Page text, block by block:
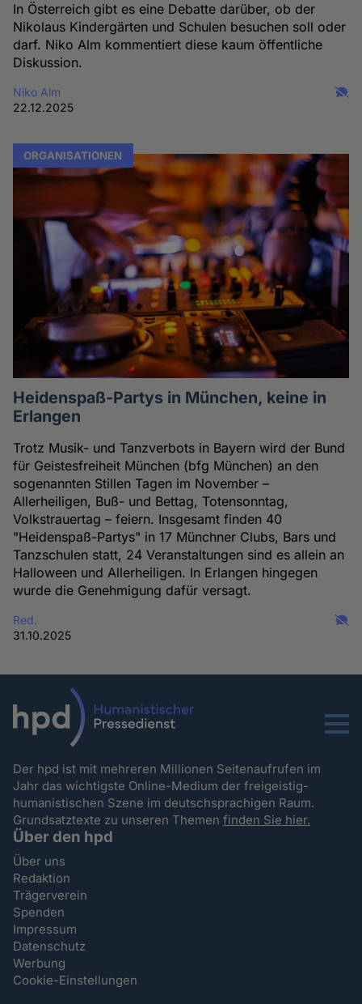
In Österreich gibt es eine Debatte darüber, ob der
Nikolaus Kindergärten und Schulen besuchen soll oder
darf. Niko Alm kommentiert diese kaum öffentliche
Diskussion.
Niko Alm
22.12.2025
ORGANISATIONEN
Heidenspaß-Partys in München, keine in
Erlangen
Trotz Musik- und Tanzverbots in Bayern wird der Bund
für Geistesfreiheit München (bfg München) an den
sogenannten Stillen Tagen im November –
Allerheiligen, Buß- und Bettag, Totensonntag,
Volkstrauertag – feiern. Insgesamt finden 40
"Heidenspaß-Partys" in 17 Münchner Clubs, Bars und
Tanzschulen statt, 24 Veranstaltungen sind es allein an
Halloween und Allerheiligen. In Erlangen hingegen
wurde die Genehmigung dafür versagt.
Red.
31.10.2025
Menu
Der hpd ist mit mehreren Millionen Seitenaufrufen im
Jahr das wichtigste Online-Medium der freigeistig-
humanistischen Szene im deutschsprachigen Raum.
Grundsatztexte zu unseren Themenfinden Sie hier.
Über den hpd
Über uns
Redaktion
Trägerverein
Spenden
Impressum
Datenschutz
Werbung
Cookie-Einstellungen